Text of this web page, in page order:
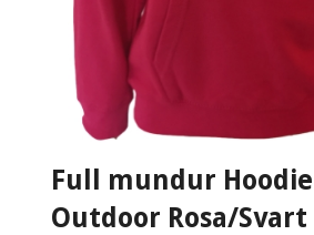
Full mundur
Outdoor Rosa/Svart